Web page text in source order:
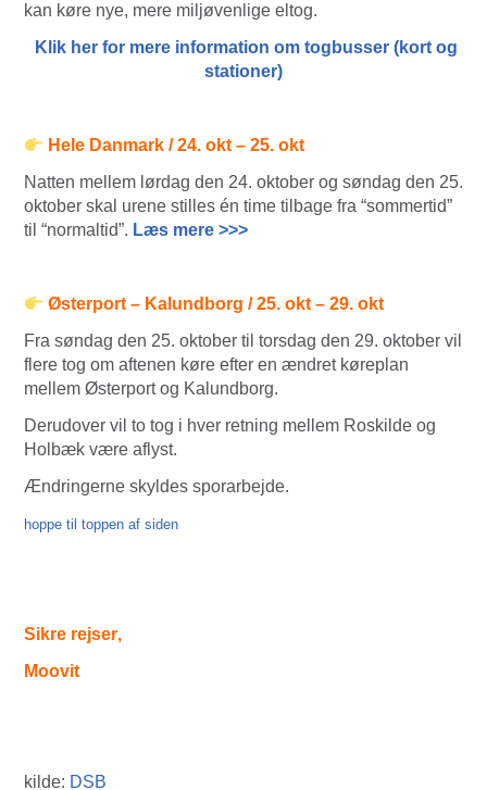
kan køre nye, mere miljøvenlige eltog.
Klik her for mere information om togbusser (kort og
stationer)
Hele Danmark / 24. okt – 25. okt
Natten mellem lørdag den 24. oktober og søndag den 25.
oktober skal urene stilles én time tilbage fra “sommertid”
til “normaltid”. Læs mere >>>
Østerport – Kalundborg / 25. okt – 29. okt
Fra søndag den 25. oktober til torsdag den 29. oktober vil
flere tog om aftenen køre efter en ændret køreplan
mellem Østerport og Kalundborg.
Derudover vil to tog i hver retning mellem Roskilde og
Holbæk være aflyst.
Ændringerne skyldes sporarbejde.
hoppe til toppen af siden
Sikre rejser,
Moovit
kilde: DSB